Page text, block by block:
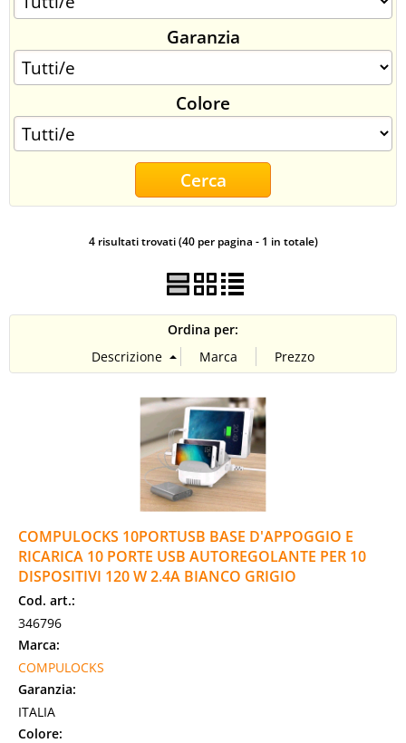
CONTATTI
Garanzia
Colore
4 risultati trovati (40 per pagina - 1 in totale)
Ordina per:
COMPULOCKS 10PORTUSB BASE D'APPOGGIO E
RICARICA 10 PORTE USB AUTOREGOLANTE PER 10
DISPOSITIVI 120 W 2.4A BIANCO GRIGIO
Cod. art.:
346796
Marca:
COMPULOCKS
Garanzia:
ITALIA
Colore: